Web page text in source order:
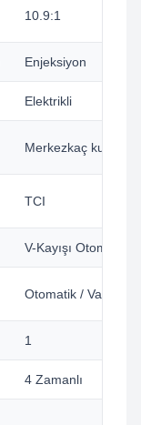
10.9:1
Enjeksiyon
Elektrikli
Merkezkaç kuvveti
TCI
V-Kayışı Otomatik
Otomatik /
1
4 Zamanlı